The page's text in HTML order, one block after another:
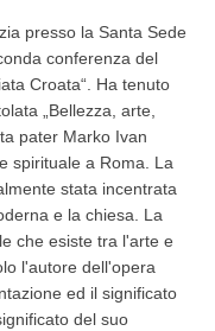
presso la Santa Sede
conferenza del
Croata“. Ha tenuto
„Bellezza, arte,
pater Marko Ivan
spirituale a Roma. La
stata incentrata
e la chiesa. La
che esiste tra l'arte e
l'autore dell'opera
ed il significato
del suo